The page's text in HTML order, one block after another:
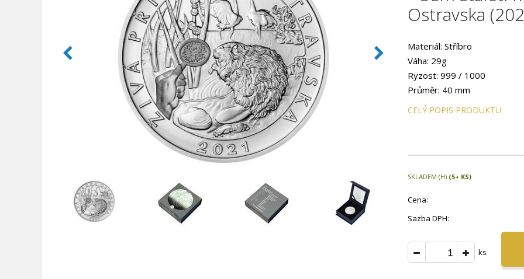
Ostravska
Materiál: Stříbro
Váha: 29g
Ryzost: 999 / 1000
Průměr: 40 mm
CELÝ POPIS PRODUKTU
SKLADEM (H) (5+ KS)
Cena:
Sazba DPH:
ks